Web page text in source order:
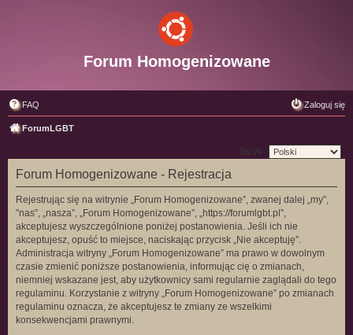
Forum Homogenizowane
FAQ Zaloguj się
ForumLGBT
Język:
Forum Homogenizowane - Rejestracja
Rejestrując się na witrynie „Forum Homogenizowane”, zwanej dalej „my”,
”nas”, „nasza”, „Forum Homogenizowane”, „https://forumlgbt.pl”,
akceptujesz wyszczególnione poniżej postanowienia. Jeśli ich nie
akceptujesz, opuść to miejsce, naciskając przycisk „Nie akceptuję”.
Administracja witryny „Forum Homogenizowane” ma prawo w dowolnym
czasie zmienić poniższe postanowienia, informując cię o zmianach,
niemniej wskazane jest, aby użytkownicy sami regularnie zaglądali do tego
regulaminu. Korzystanie z witryny „Forum Homogenizowane” po zmianach
regulaminu oznacza, że akceptujesz te zmiany ze wszelkimi
konsekwencjami prawnymi.